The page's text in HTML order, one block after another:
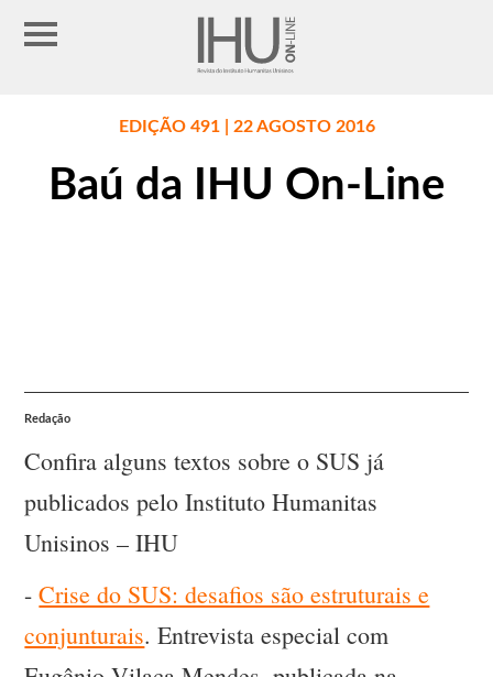
EDIÇÃO 491 | 22 AGOSTO 2016
Baú da IHU On-Line
Redação
Confira alguns textos sobre o SUS já
publicados pelo Instituto Humanitas
Unisinos – IHU
-Crise do SUS: desafios são estruturais e
conjunturais. Entrevista especial com